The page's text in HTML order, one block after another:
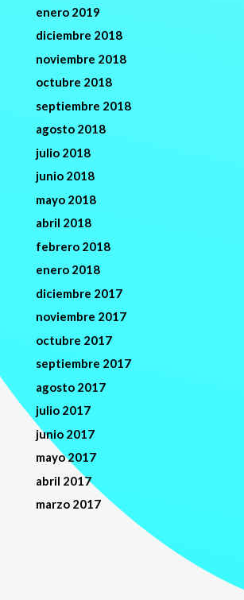
enero 2019
diciembre 2018
noviembre 2018
octubre 2018
septiembre 2018
agosto 2018
julio 2018
junio 2018
mayo 2018
abril 2018
febrero 2018
enero 2018
diciembre 2017
noviembre 2017
octubre 2017
septiembre 2017
agosto 2017
julio 2017
junio 2017
mayo 2017
abril 2017
marzo 2017